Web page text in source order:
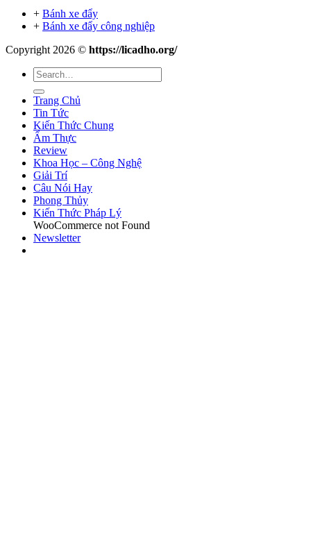
+ Bánh xe đẩy
+ Bánh xe đẩy công nghiệp
Copyright 2026 © https://licadho.org/
Trang Chủ
Tin Tức
Kiến Thức Chung
Ẩm Thực
Review
Khoa Học – Công Nghệ
Giải Trí
Câu Nói Hay
Phong Thủy
Kiến Thức Pháp Lý
WooCommerce not Found
Newsletter